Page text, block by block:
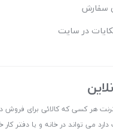
سفارش
در سایت
هر کسی که کالائی برای فروش
می تواند در خانه و یا دفتر